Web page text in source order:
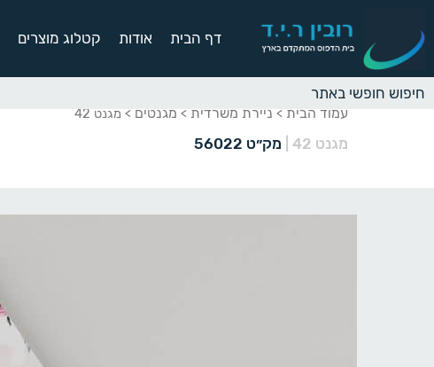
דף הבית אודות קטלוג מוצרים
עמוד הבית > ניירת משרדית > מגנטים > מגנט 42
מגנט 42 מק״ט 56022